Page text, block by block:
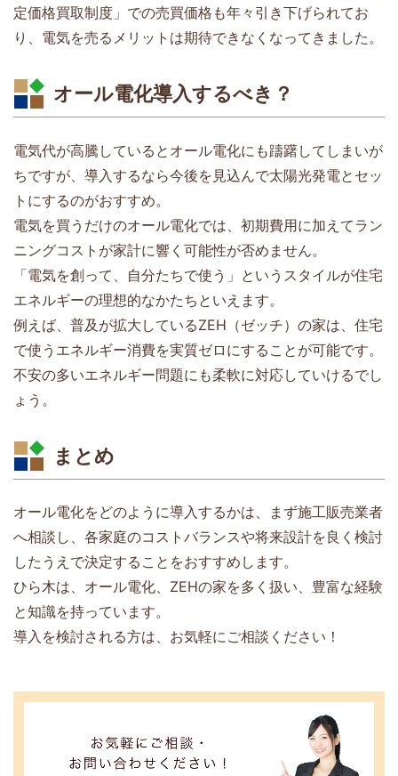
定価格買取制度」での売買価格も年々引き下げられてお
り、電気を売るメリットは期待できなくなってきました。
オール電化導入するべき？
電気代が高騰しているとオール電化にも躊躇してしまいが
ちですが、導入するなら今後を見込んで太陽光発電とセッ
トにするのがおすすめ。
電気を買うだけのオール電化では、初期費用に加えてラン
ニングコストが家計に響く可能性が否めません。
「電気を創って、自分たちで使う」というスタイルが住宅
エネルギーの理想的なかたちといえます。
例えば、普及が拡大しているZEH（ゼッチ）の家は、住宅
で使うエネルギー消費を実質ゼロにすることが可能です。
不安の多いエネルギー問題にも柔軟に対応していけるでし
ょう。
まとめ
オール電化をどのように導入するかは、まず施工販売業者
へ相談し、各家庭のコストバランスや将来設計を良く検討
したうえで決定することをおすすめします。
ひら木は、オール電化、ZEHの家を多く扱い、豊富な経験
と知識を持っています。
導入を検討される方は、お気軽にご相談ください！